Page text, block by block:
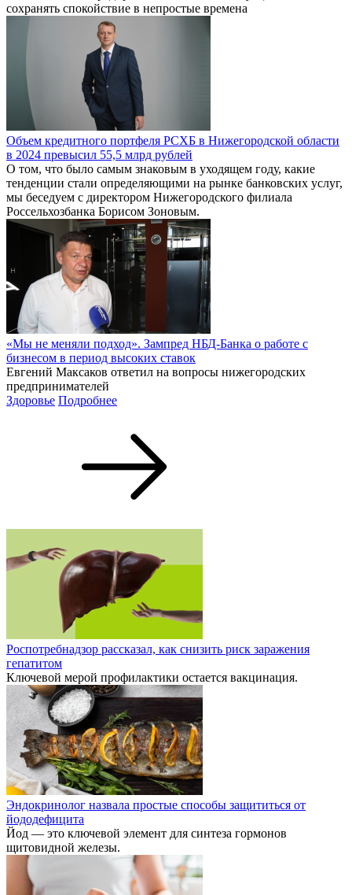
сохранять спокойствие в непростые времена
Объем кредитного портфеля РСХБ в Нижегородской области
в 2024 превысил 55,5 млрд рублей
О том, что было самым знаковым в уходящем году, какие
тенденции стали определяющими на рынке банковских услуг,
мы беседуем с директором Нижегородского филиала
Россельхозбанка Борисом Зоновым.
«Мы не меняли подход». Зампред НБД-Банка о работе с
бизнесом в период высоких ставок
Евгений Максаков ответил на вопросы нижегородских
предпринимателей
Здоровье Подробнее
Роспотребнадзор рассказал, как снизить риск заражения
гепатитом
Ключевой мерой профилактики остается вакцинация.
Эндокринолог назвала простые способы защититься от
йододефицита
Йод — это ключевой элемент для синтеза гормонов
щитовидной железы.